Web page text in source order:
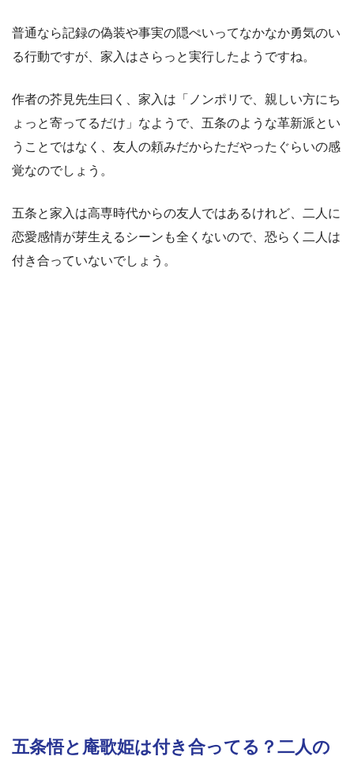
普通なら記録の偽装や事実の隠ぺいってなかなか勇気のい
る行動ですが、家入はさらっと実行したようですね。
作者の芥見先生曰く、家入は「ノンポリで、親しい方にち
ょっと寄ってるだけ」なようで、五条のような革新派とい
うことではなく、友人の頼みだからただやったぐらいの感
覚なのでしょう。
五条と家入は高専時代からの友人ではあるけれど、二人に
恋愛感情が芽生えるシーンも全くないので、恐らく二人は
付き合っていないでしょう。
五条悟と庵歌姫は付き合ってる？二人の